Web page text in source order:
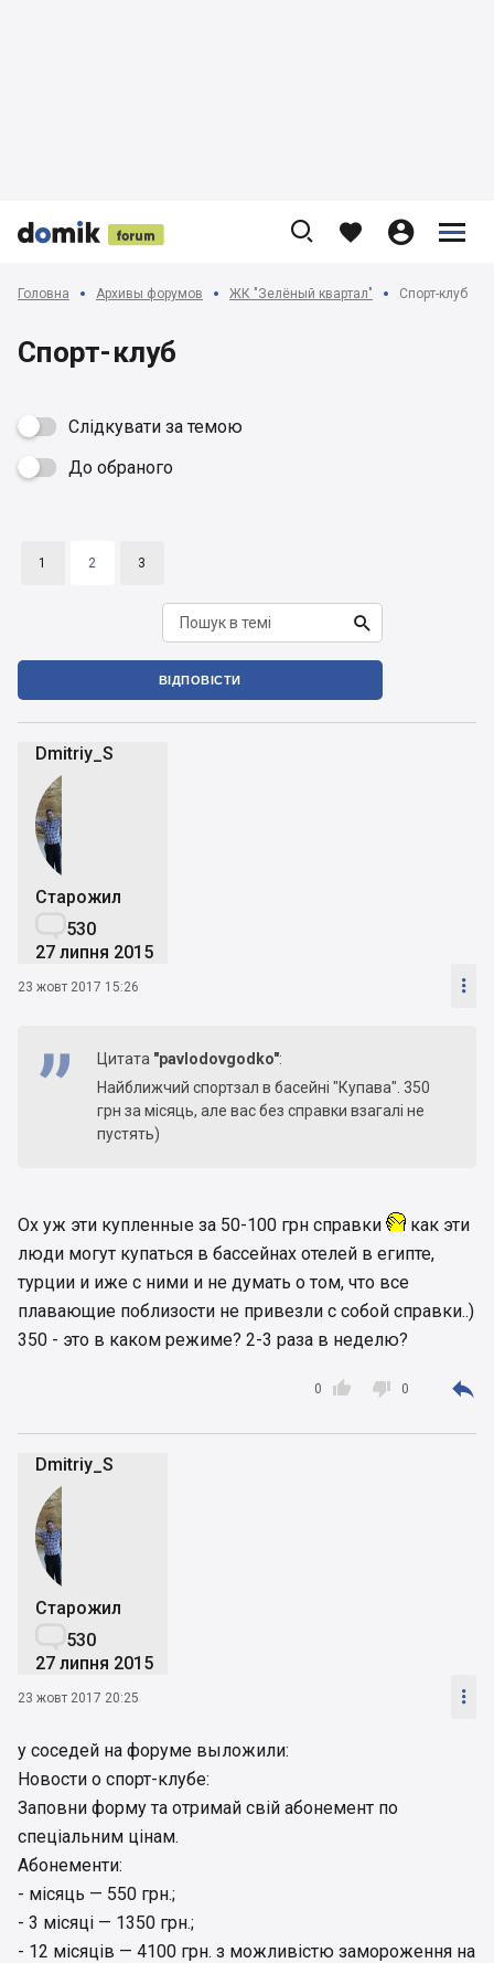


 
    


Головна Архивы форумов ЖК "Зелёный квартал" Спорт-клуб
Спорт-клуб
Слідкувати за темою
 До обраного
1 2 3

ВІДПОВІСТИ
Dmitriy_S
Старожил
530
27 липня 2015
23 жовт 2017 15:26 
Цитата "pavlodovgodko":
Найближчий спортзал в басейні "Купава". 350
грн за місяць, але вас без справки взагалі не
пустять)
Ох уж эти купленные за 50-100 грн справки
как эти
люди могут купаться в бассейнах отелей в египте,
турции и иже с ними и не думать о том, что все
плавающие поблизости не привезли с собой справки..)
350 - это в каком режиме? 2-3 раза в неделю?

0  0 
Dmitriy_S
Старожил
530
27 липня 2015
23 жовт 2017 20:25 
у соседей на форуме выложили:
Новости о спорт-клубе:
Заповни форму та отримай свій абонемент по
спеціальним цінам.
Абонементи:
- місяць — 550 грн.;
- 3 місяці — 1350 грн.;
- 12 місяців — 4100 грн. з можливістю замороження на